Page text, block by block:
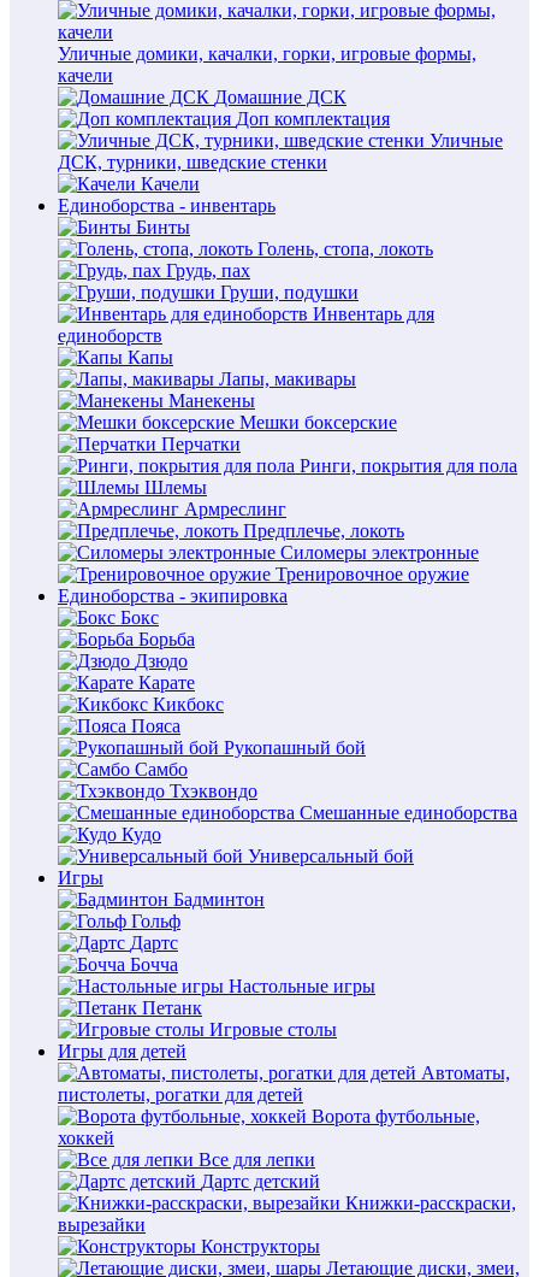
Уличные домики, качалки, горки, игровые формы,
качели
Домашние ДСК
Доп комплектация
Уличные
ДСК, турники, шведские стенки
Качели
Единоборства - инвентарь
Бинты
Голень, стопа, локоть
Грудь, пах
Груши, подушки
Инвентарь для
единоборств
Капы
Лапы, макивары
Манекены
Мешки боксерские
Перчатки
Ринги, покрытия для пола
Шлемы
Армреслинг
Предплечье, локоть
Силомеры электронные
Тренировочное оружие
Единоборства - экипировка
Бокс
Борьба
Дзюдо
Карате
Кикбокс
Пояса
Рукопашный бой
Самбо
Тхэквондо
Смешанные единоборства
Кудо
Универсальный бой
Игры
Бадминтон
Гольф
Дартс
Бочча
Настольные игры
Петанк
Игровые столы
Игры для детей
Автоматы,
пистолеты, рогатки для детей
Ворота футбольные,
хоккей
Все для лепки
Дартс детский
Книжки-расскраски,
вырезайки
Конструкторы
Летающие диски, змеи,